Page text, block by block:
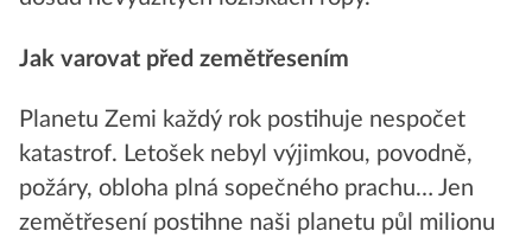
Jak varovat před zemětřesením
Planetu Zemi každý rok postihuje nespočet
katastrof. Letošek nebyl výjimkou, povodně,
požáry, obloha plná sopečného prachu… Jen
zemětřesení postihne naši planetu půl milionu